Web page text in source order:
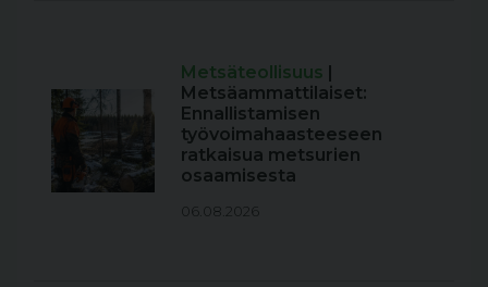
Metsäteollisuus |
Metsäammattilaiset:
Ennallistamisen
työvoimahaasteeseen
ratkaisua metsurien
osaamisesta
06.08.2026